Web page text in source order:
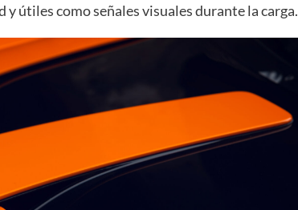
útiles como señales visuales durante la carga.